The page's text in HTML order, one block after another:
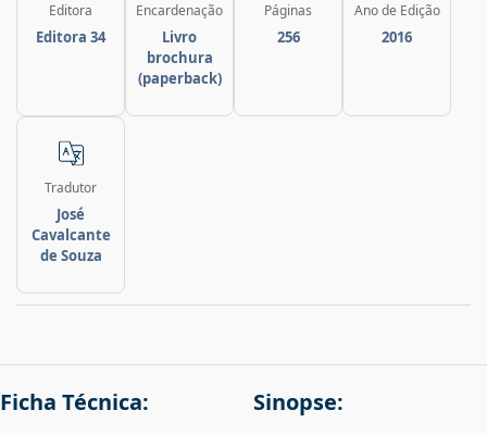
Editora
Editora 34
Encardenação
Livro
brochura
(paperback)
Páginas
256
Ano de Edição
2016
Tradutor
José
Cavalcante
de Souza
Ficha Técnica: Sinopse: